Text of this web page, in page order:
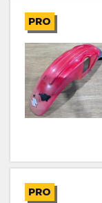
PRO
PRO